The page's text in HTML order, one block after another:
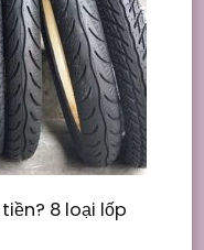
8 loại lốp